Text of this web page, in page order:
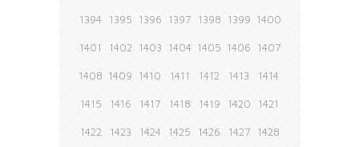
1394 1395 1396 1397 1398 1399 1400
1401 1402 1403 1404 1405 1406 1407
1408 1409 1410 1411 1412 1413 1414
1415 1416 1417 1418 1419 1420 1421
1422 1423 1424 1425 1426 1427 1428